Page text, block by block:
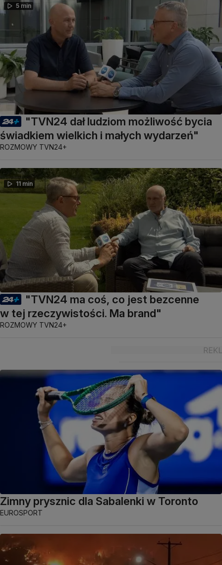
5 min
"TVN24 dał ludziom możliwość bycia
świadkiem wielkich i małych wydarzeń"
ROZMOWY TVN24+
11 min
"TVN24 ma coś, co jest bezcenne
w tej rzeczywistości. Ma brand"
ROZMOWY TVN24+
Zimny prysznic dla Sabalenki w Toronto
EUROSPORT